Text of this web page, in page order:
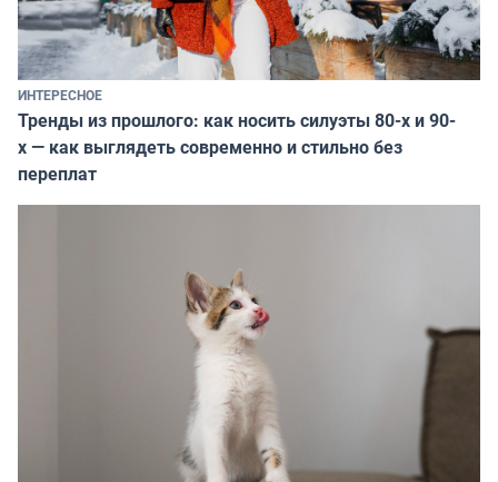
ИНТЕРЕСНОЕ
Тренды из прошлого: как носить силуэты 80-х и 90-
х — как выглядеть современно и стильно без
переплат